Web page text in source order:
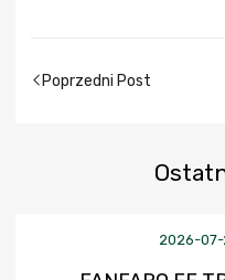
Poprzedni Post
2026-07-